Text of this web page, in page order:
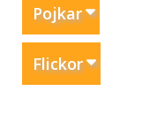
Pojkar
Flickor